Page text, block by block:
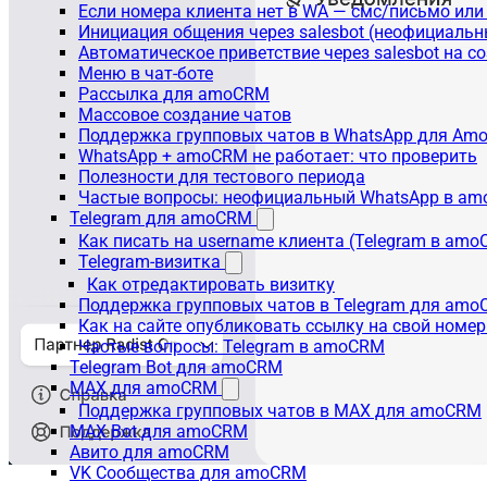
Если номера клиента нет в WA — смс/письмо
Инициация общения через salesbot
Автоматическое приветствие через salesbot на
Меню в чат-боте
Рассылка для amoCRM
Массовое создание чатов
Поддержка групповых чатов в WhatsApp для
WhatsApp + amoCRM не работает: что проверить
Полезности для тестового периода
Частые вопросы: неофициальный WhatsApp в
Telegram для amoCRM
Как писать на username клиента (Telegram в
Telegram-визитка
Как отредактировать визитку
Поддержка групповых чатов в Telegram для
Как на сайте опубликовать ссылку на свой
Частые вопросы: Telegram в amoCRM
Telegram Bot для amoCRM
MAX для amoCRM
Поддержка групповых чатов в MAX для amoCRM
MAX Bot для amoCRM
Авито для amoCRM
VK Сообщества для amoCRM